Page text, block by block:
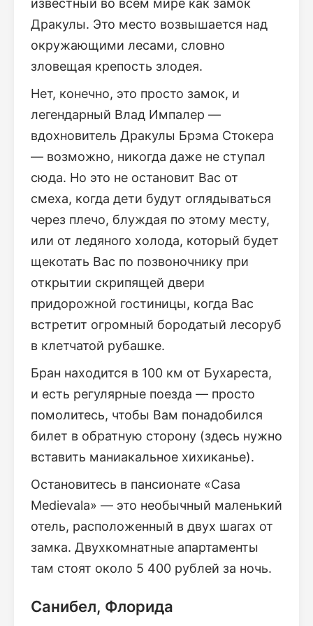
известный во всем мире как замок
Дракулы. Это место возвышается над
окружающими лесами, словно
зловещая крепость злодея.
Нет, конечно, это просто замок, и
легендарный Влад Импалер —
вдохновитель Дракулы Брэма Стокера
— возможно, никогда даже не ступал
сюда. Но это не остановит Вас от
смеха, когда дети будут оглядываться
через плечо, блуждая по этому месту,
или от ледяного холода, который будет
щекотать Вас по позвоночнику при
открытии скрипящей двери
придорожной гостиницы, когда Вас
встретит огромный бородатый лесоруб
в клетчатой ​​рубашке.
Бран находится в 100 км от Бухареста,
и есть регулярные поезда — просто
помолитесь, чтобы Вам понадобился
билет в обратную сторону (здесь нужно
вставить маниакальное хихиканье).
Остановитесь в пансионате «Casa
Medievala» — это необычный маленький
отель, расположенный в двух шагах от
замка. Двухкомнатные апартаменты
там стоят около 5 400 рублей за ночь.
Санибел, Флорида